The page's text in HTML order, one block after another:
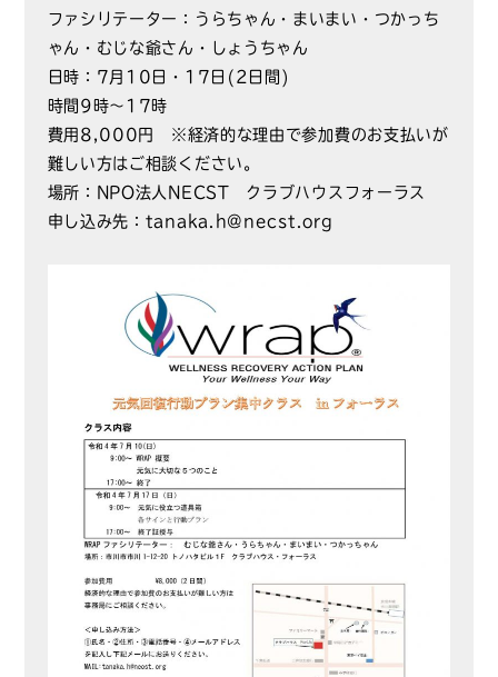
ファシリテーター：うらちゃん・まいまい・つかっち
ゃん・むじな爺さん・しょうちゃん
日時：7月10日・17日(2日間)
時間9時～17時
費用8,000円 ※経済的な理由で参加費のお支払いが
難しい方はご相談ください。
場所：NPO法人NECST クラブハウスフォーラス
申し込み先：tanaka.h@necst.org